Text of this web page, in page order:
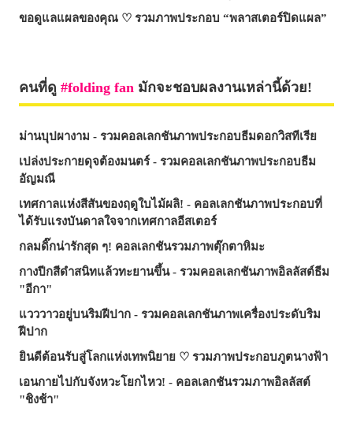
ขอดูแลแผลของคุณ ♡ รวมภาพประกอบ “พลาสเตอร์ปิดแผล”
คนที่ดู folding fan มักจะชอบผลงานเหล่านี้ด้วย!
ม่านบุปผางาม - รวมคอลเลกชันภาพประกอบธีมดอกวิสทีเรีย
เปล่งประกายดุจต้องมนตร์ - รวมคอลเลกชันภาพประกอบธีม
อัญมณี
เทศกาลแห่งสีสันของฤดูใบไม้ผลิ! - คอลเลกชันภาพประกอบที่
ได้รับแรงบันดาลใจจากเทศกาลอีสเตอร์
กลมดิ๊กน่ารักสุด ๆ! คอลเลกชันรวมภาพตุ๊กตาหิมะ
กางปีกสีดำสนิทแล้วทะยานขึ้น - รวมคอลเลกชันภาพอิลลัสต์ธีม
"อีกา"
แวววาวอยู่บนริมฝีปาก - รวมคอลเลกชันภาพเครื่องประดับริม
ฝีปาก
ยินดีต้อนรับสู่โลกแห่งเทพนิยาย ♡ รวมภาพประกอบภูตนางฟ้า
เอนกายไปกับจังหวะโยกไหว! - คอลเลกชันรวมภาพอิลลัสต์
"ชิงช้า"